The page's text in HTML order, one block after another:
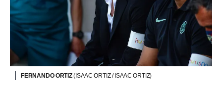
FERNANDO ORTIZ(ISAAC ORTIZ / ISAAC ORTIZ)